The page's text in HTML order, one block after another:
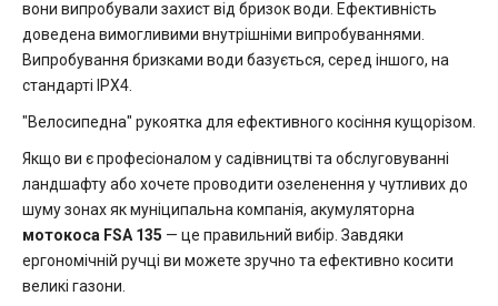
вони випробували захист від бризок води. Ефективність
доведена вимогливими внутрішніми випробуваннями.
Випробування бризками води базується, серед іншого, на
стандарті IPX4.
"Велосипедна" рукоятка для ефективного косіння кущорізом.
Якщо ви є професіоналом у садівництві та обслуговуванні
ландшафту або хочете проводити озеленення у чутливих до
шуму зонах як муніципальна компанія, акумуляторна
мотокоса FSA 135 — це правильний вибір. Завдяки
ергономічній ручці ви можете зручно та ефективно косити
великі газони.